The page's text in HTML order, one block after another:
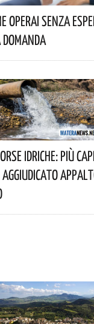
Operai Senza
Idriche: Più